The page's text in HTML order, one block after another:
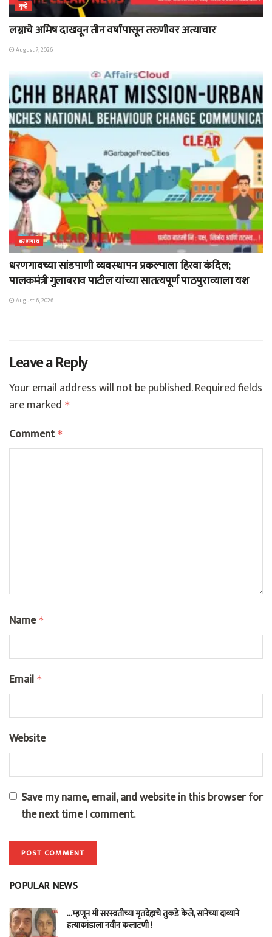
गुन्हे
लग्नाचे अमिष दाखवून तीन वर्षांपासून तरुणीवर अत्याचार
August 7, 2026
धरणगाव
धरणगावच्या सांडपाणी व्यवस्थापन प्रकल्पाला हिरवा कंदिल;
पालकमंत्री गुलाबराव पाटील यांच्या सातत्यपूर्ण पाठपुराव्याला यश
August 6, 2026
Leave a Reply
Your email address will not be published.Required fields
are marked *
Comment *
Name *
Email *
Website
Save my name, email, and website in this browser for
the next time I comment.
POPULAR NEWS
…म्हणून मी सरस्वतीच्या मृतदेहाचे तुकडे केले, सानेच्या दाव्याने
हत्याकांडाला नवीन कलाटणी !